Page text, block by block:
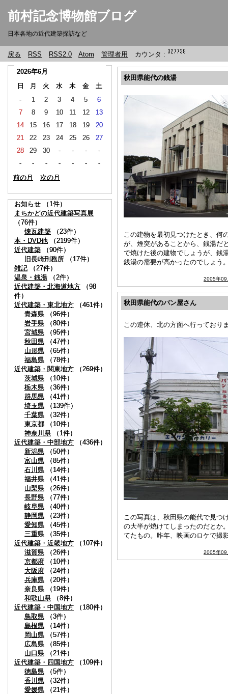
前村記念博物館ブログ
日本各地の近代建築探訪など
戻る RSS RSS2.0 Atom 管理者用 カウンタ :
2026年6月
日
月 火 水 木 金
土
-
1 2 3 4 5
6
7
8 9 10 11 12
13
14
15 16 17 18 19
20
21
22 23 24 25 26
27
28
29 30 - - -
-
-
- - - - -
-
前の月
次の月
お知らせ （1件）
まちかどの近代建築写真展
（76件）
煉瓦建築 （23件）
本・DVD他 （2199件）
近代建築 （90件）
旧長崎刑務所 （17件）
雑記 （27件）
温泉・銭湯 （2件）
近代建築・北海道地方 （98
件）
近代建築・東北地方 （461件）
青森県 （96件）
岩手県 （80件）
宮城県 （95件）
秋田県 （47件）
山形県 （65件）
福島県 （78件）
近代建築・関東地方 （269件）
茨城県 （10件）
栃木県 （36件）
群馬県 （41件）
埼玉県 （139件）
千葉県 （32件）
東京都 （10件）
神奈川県 （1件）
近代建築・中部地方 （436件）
新潟県 （50件）
富山県 （85件）
石川県 （14件）
福井県 （41件）
山梨県 （26件）
長野県 （77件）
岐阜県 （40件）
静岡県 （23件）
愛知県 （45件）
三重県 （35件）
近代建築・近畿地方 （107件）
滋賀県 （26件）
京都府 （10件）
大阪府 （24件）
兵庫県 （20件）
奈良県 （19件）
和歌山県 （8件）
近代建築・中国地方 （180件）
鳥取県 （3件）
島根県 （14件）
岡山県 （57件）
広島県 （85件）
山口県 （21件）
近代建築・四国地方 （109件）
徳島県 （5件）
香川県 （32件）
愛媛県 （21件）
秋田県能代の銭湯
この建物を最初見つけたとき、何
が、煙突があることから、銭湯だ
で焼けた後の建物でしょうが、銭
銭湯の需要が高かったのでしょう
2005年09
2026年6月
日
月 火 水 木 金
土
-
1 2 3 4 5
6
7
8 9 10 11 12
13
14
15 16 17 18 19
20
21
22 23 24 25 26
27
28
29 30 - - -
-
-
- - - - -
-
前の月
次の月
お知らせ （1件）
まちかどの近代建築写真展
（76件）
煉瓦建築 （23件）
本・DVD他 （2199件）
近代建築 （90件）
旧長崎刑務所 （17件）
雑記 （27件）
温泉・銭湯 （2件）
近代建築・北海道地方 （98
件）
近代建築・東北地方 （461件）
青森県 （96件）
岩手県 （80件）
宮城県 （95件）
秋田県 （47件）
山形県 （65件）
福島県 （78件）
近代建築・関東地方 （269件）
茨城県 （10件）
栃木県 （36件）
群馬県 （41件）
埼玉県 （139件）
千葉県 （32件）
東京都 （10件）
神奈川県 （1件）
近代建築・中部地方 （436件）
新潟県 （50件）
富山県 （85件）
石川県 （14件）
福井県 （41件）
山梨県 （26件）
長野県 （77件）
岐阜県 （40件）
静岡県 （23件）
愛知県 （45件）
三重県 （35件）
近代建築・近畿地方 （107件）
滋賀県 （26件）
京都府 （10件）
大阪府 （24件）
兵庫県 （20件）
奈良県 （19件）
和歌山県 （8件）
近代建築・中国地方 （180件）
鳥取県 （3件）
島根県 （14件）
岡山県 （57件）
広島県 （85件）
山口県 （21件）
近代建築・四国地方 （109件）
徳島県 （5件）
香川県 （32件）
愛媛県 （21件）
秋田県能代のパン屋さん
この連休、北の方面へ行っており
この写真は、秋田県の能代で見つ
の大半が焼けてしまったのだとか
てたもの。昨年、映画のロケで撮
2005年09